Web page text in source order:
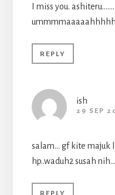
I miss you.
REPLY
ish
29 SEP
salam… gf kite majuk
hp..waduh2 susah
REPLY